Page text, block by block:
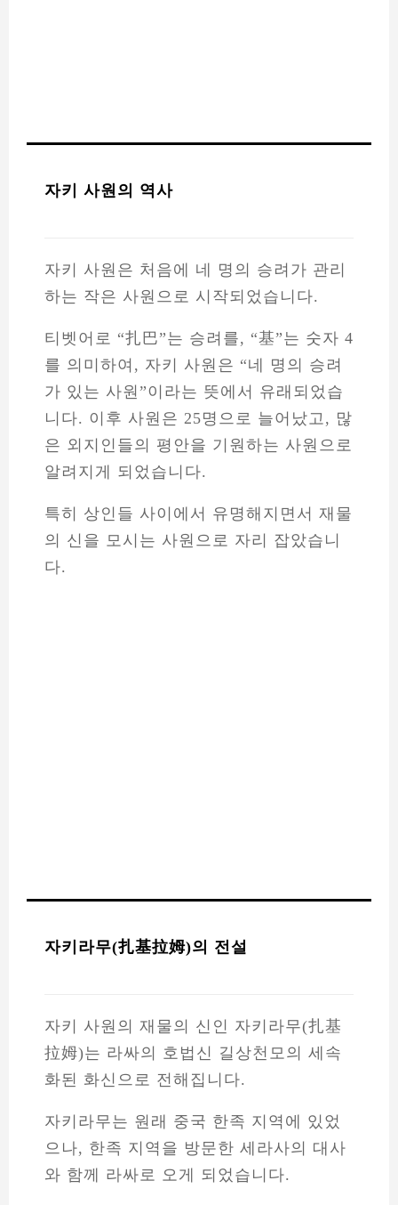
자키 사원의 역사
자키 사원은 처음에 네 명의 승려가 관리
하는 작은 사원으로 시작되었습니다.
티벳어로 “扎巴”는 승려를, “基”는 숫자 4
를 의미하여, 자키 사원은 “네 명의 승려
가 있는 사원”이라는 뜻에서 유래되었습
니다. 이후 사원은 25명으로 늘어났고, 많
은 외지인들의 평안을 기원하는 사원으로
알려지게 되었습니다.
특히 상인들 사이에서 유명해지면서 재물
의 신을 모시는 사원으로 자리 잡았습니
다.
자키라무(扎基拉姆)의 전설
자키 사원의 재물의 신인 자키라무(扎基
拉姆)는 라싸의 호법신 길상천모의 세속
화된 화신으로 전해집니다.
자키라무는 원래 중국 한족 지역에 있었
으나, 한족 지역을 방문한 세라사의 대사
와 함께 라싸로 오게 되었습니다.